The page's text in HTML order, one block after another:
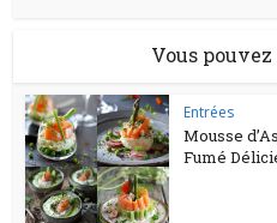
Vous
Entrées
Mousse
Fumé